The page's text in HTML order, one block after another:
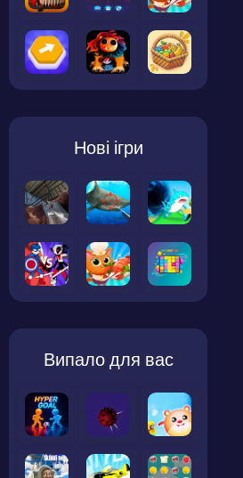
Нові ігри
Випало для вас